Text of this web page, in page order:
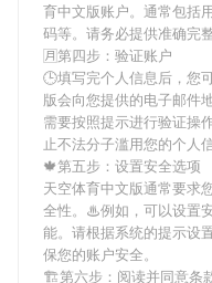
育中文版账户。通常包括
码等。请务必提供准确完
🈷第四步：验证账户
🕒填写完个人信息后，您
版会向您提供的电子邮件
需要按照提示进行验证操
止不法分子滥用您的个人信
🍁第五步：设置安全选项
天空体育中文版通常要求
全性。♨例如，可以设置
能。请根据系统的提示设
保您的账户安全。
🏗第六步：阅读并同意条